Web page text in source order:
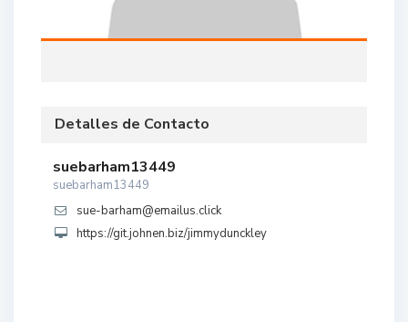
Detalles de Contacto
suebarham13449
suebarham13449
sue-barham@emailus.click
https://git.johnen.biz/jimmydunckley